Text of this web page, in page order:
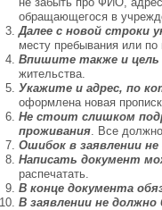
обращающегося в
Далее с новой строки
месту пребывания или по
Впишите также и цель
жительства.
Укажите и адрес, по
оформлена новая
Не стоит слишком
проживания. Все
Ошибок в заявлении
Написать документ
распечатать.
В конце документа
В заявлении не